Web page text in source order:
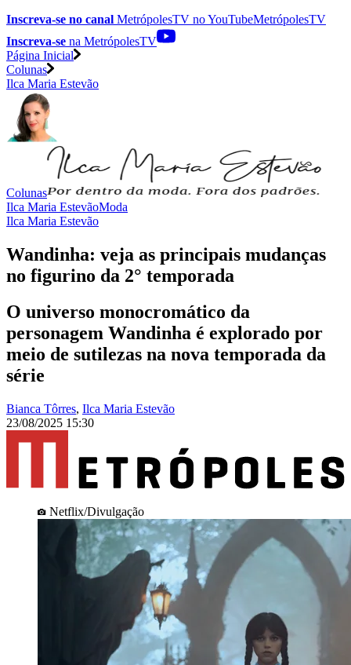
Inscreva-se no canal MetrópolesTV noYouTubeMetrópolesTV
Inscreva-se na MetrópolesTV
Página Inicial
Colunas
Ilca Maria Estevão
Colunas
Ilca Maria EstevãoModa
Ilca Maria Estevão
Wandinha: veja as principais mudanças
no figurino da 2° temporada
O universo monocromático da
personagem Wandinha é explorado por
meio de sutilezas na nova temporada da
série
Bianca Tôrres, Ilca Maria Estevão
23/08/2025 15:30
Netflix/Divulgação